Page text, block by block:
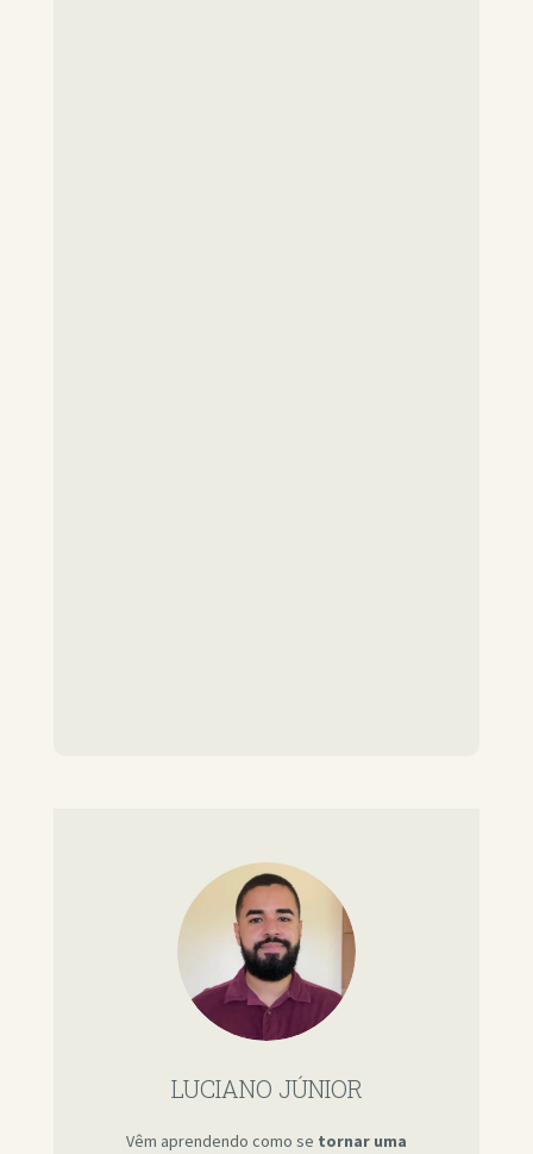
LUCIANO JÚNIOR
Vêm aprendendo como se tornar uma